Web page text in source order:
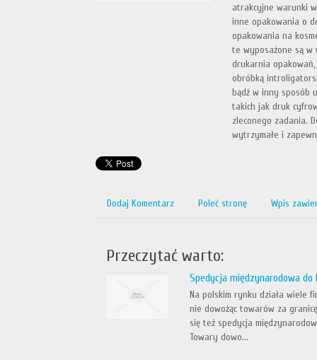
atrakcyjne warunki
inne opakowania o
opakowania na
te wyposażone są w
drukarnia
obróbką
bądź w inny sposób
takich jak druk
zleconego zadania.
wytrzymałe i
Dodaj Komentarz Poleć stronę Wpis
Przeczytać warto:
Spedycja międzynarodowa
Na polskim rynku działa wiele
nie dowożąc towarów za
się też spedycja
Towary dowo...